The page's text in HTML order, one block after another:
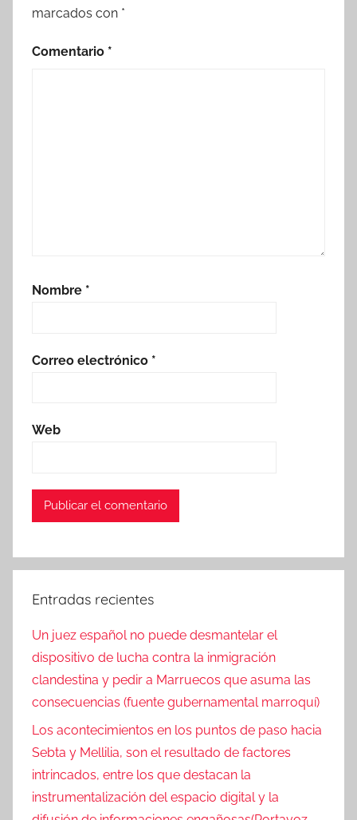
marcados con *
Comentario *
Nombre *
Correo electrónico *
Web
Entradas recientes
Un juez español no puede desmantelar el
dispositivo de lucha contra la inmigración
clandestina y pedir a Marruecos que asuma las
consecuencias (fuente gubernamental marroquí)
Los acontecimientos en los puntos de paso hacia
Sebta y Mellilia, son el resultado de factores
intrincados, entre los que destacan la
instrumentalización del espacio digital y la